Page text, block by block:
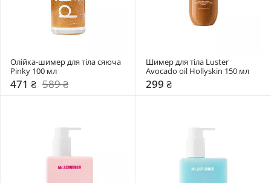
Олійка-шимер для тіла сяюча
471 ₴ 589 ₴
Шимер для тіла Luster
299 ₴